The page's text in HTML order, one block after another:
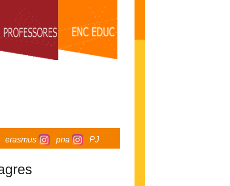
erasmus pna PJ